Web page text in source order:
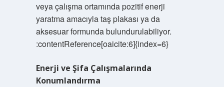
veya çalışma ortamında pozitif enerji
yaratma amacıyla taş plakası ya da
aksesuar formunda bulundurulabiliyor.
:contentReference[oaicite:6]{index=6}
Enerji ve Şifa Çalışmalarında
Konumlandırma